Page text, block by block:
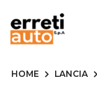
HOME LANCIA